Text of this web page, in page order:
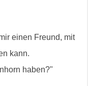
einen Freund, mit
kann.
haben?"